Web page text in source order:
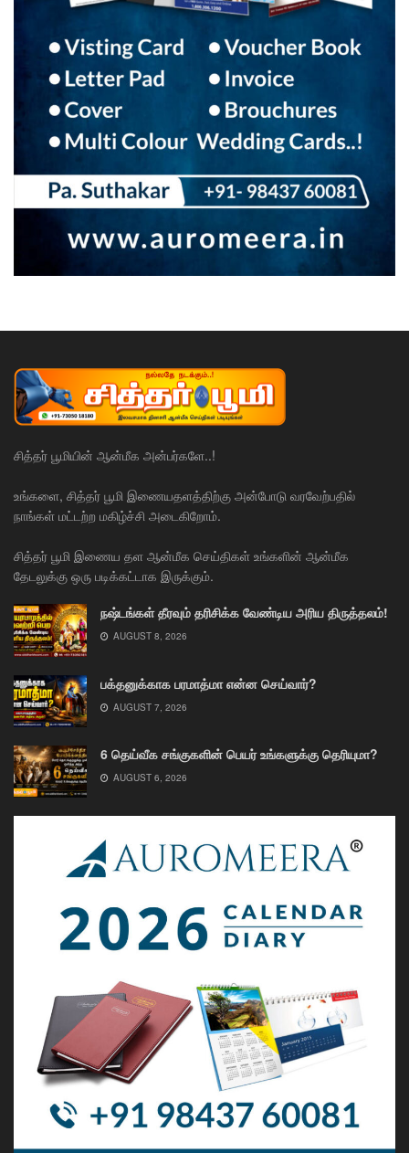
சித்தர் பூமியின் ஆன்மீக அன்பர்களே..!
உங்களை, சித்தர் பூமி இணையதளத்திற்கு அன்போடு வரவேற்பதில்
நாங்கள் மட்டற்ற மகிழ்ச்சி அடைகிறோம்.
சித்தர் பூமி இணைய தள ஆன்மீக செய்திகள் உங்களின் ஆன்மீக
தேடலுக்கு ஒரு படிக்கட்டாக இருக்கும்.
நஷ்டங்கள் தீரவும் தரிசிக்க வேண்டிய அரிய திருத்தலம்!
AUGUST 8, 2026
பக்தனுக்காக பரமாத்மா என்ன செய்வார்?
AUGUST 7, 2026
6 தெய்வீக சங்குகளின் பெயர் உங்களுக்கு தெரியுமா?
AUGUST 6, 2026